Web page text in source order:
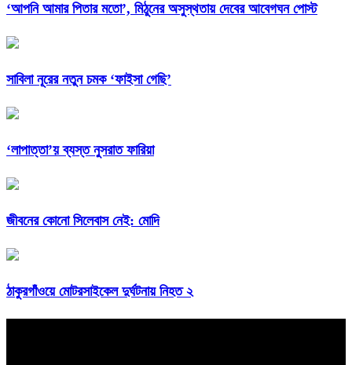
‘আপনি আমার পিতার মতো’, মিঠুনের অসুস্থতায় দেবের আবেগঘন পোস্ট
সাবিলা নূরের নতুন চমক ‘ফাইসা গেছি’
‘লাপাত্তা’য় ব্যস্ত নুসরাত ফারিয়া
জীবনের কোনো সিলেবাস নেই: মোদি
ঠাকুরগাঁওয়ে মোটরসাইকেল দুর্ঘটনায় নিহত ২